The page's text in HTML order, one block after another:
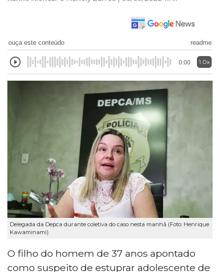
ouça este conteúdo readme
0:00 1.0x
Delegada da Depca durante coletiva do caso nesta manhã (Foto: Henrique
Kawaminami)
O filho do homem de 37 anos apontado
como suspeito de estuprar adolescente de